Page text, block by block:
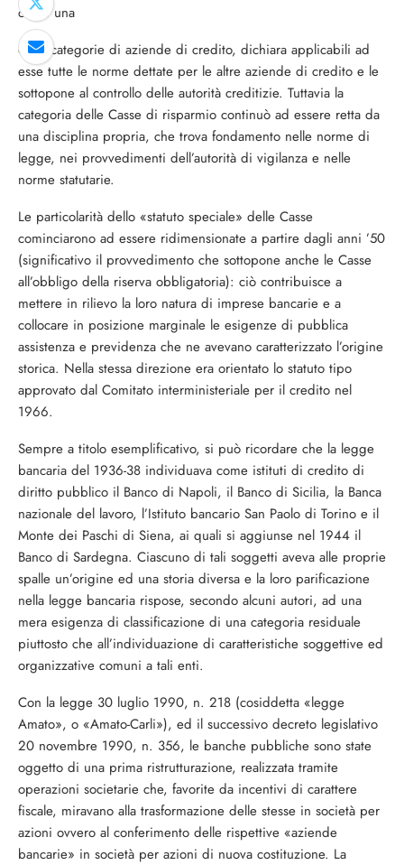
come una
delle categorie di aziende di credito, dichia­ra applicabili ad
esse tutte le norme dettate per le altre aziende di credito e le
sottopone al controllo delle autorità creditizie. Tutta­via la
categoria delle Casse di risparmio continuò ad essere retta da
una disciplina propria, che trova fondamento nelle norme di
legge, nei provvedimenti dell’autorità di vigilanza e nelle
norme statutarie.
Le particolarità dello «statuto speciale» delle Casse
cominciarono ad essere ridi­mensionate a partire dagli anni ’50
(signifi­cativo il provvedimento che sottopone an­che le Casse
all’obbligo della riserva obbli­gatoria): ciò contribuisce a
mettere in rilie­vo la loro natura di imprese bancarie e a
collocare in posizione marginale le esigenze di pubblica
assistenza e previdenza che ne avevano caratterizzato l’origine
storica. Nel­la stessa direzione era orientato lo statuto tipo
approvato dal Comitato interministe­riale per il credito nel
1966.
Sempre a titolo esemplificativo, si può ri­cordare che la legge
bancaria del 1936-38 individuava come istituti di credito di
dirit­to pubblico il Banco di Napoli, il Banco di Sicilia, la Banca
nazionale del lavoro, l’Isti­tuto bancario San Paolo di Torino e il
Mon­te dei Paschi di Siena, ai quali si aggiunse nel 1944 il
Banco di Sardegna. Ciascuno di tali soggetti aveva alle proprie
spalle un’ori­gine ed una storia diversa e la loro parifica­zione
nella legge bancaria rispose, secondo alcuni autori, ad una
mera esigenza di clas­sificazione di una categoria residuale
piut­tosto che all’individuazione di caratteristi­che soggettive ed
organizzative comuni a tali enti.
Con la legge 30 luglio 1990, n. 218 (cosid­detta «legge
Amato», o «Amato-Carli»), ed il successivo decreto legislativo
20 novembre 1990, n. 356, le banche pubbliche sono state
oggetto di una prima ristrutturazione, rea­lizzata tramite
operazioni societarie che, fa­vorite da incentivi di carattere
fiscale, mira­vano alla trasformazione delle stesse in so­cietà per
azioni ovvero al conferimento del­le rispettive «aziende
bancarie» in società per azioni di nuova costituzione. La